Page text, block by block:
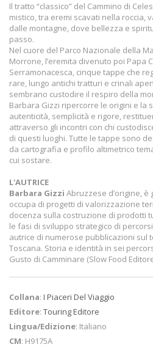
Il tratto “classico” del Cammino di
mistico, tra eremi scavati nella roccia,
dalle montagne, dove bellezza e
passo.
Nel cuore del Parco Nazionale della
Morrone, l’eremita divenuto poi Papa
Serramonacesca, cinque tappe che
rare, lungo antichi tratturi e crinali
sembrano custodire il respiro della
Barbara Gizzi ripercorre le origini e la
autenticità, semplicità e rigore,
attraverso gli incontri con chi
di questi luoghi. Tutte le tappe sono
da cartografia e profilo altimetrico
cui sostare.
L'AUTRICE
Barbara Gizzi Abruzzese d’origine,
occupa di progetti di valorizzazione
docenza sulla costruzione di prodotti
le fasi di sviluppo strategico di
autrice di numerose pubblicazioni sul
Toscana. Storia e identità in sei
Gusto di Camminare (Slow Food
Collana: I Piaceri Del Viaggio
Editore: Touring Editore
Lingua/Edizione: Italiano
CM: H9175A